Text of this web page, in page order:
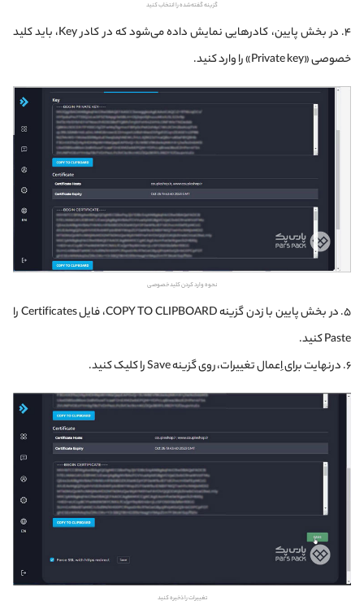
گزینه گفته‌شده را انتخاب کنید
۴. در بخش پایین، کادرهایی نمایش داده می‌شود که در کادر Key، باید کلید
خصوصی «Private key» را وارد کنید.
نحوه وارد کردن کلید خصوصی
۵. در بخش پایین با زدن گزینه COPY TO CLIPBOARD، فایل Certificates را
Paste کنید.
۶. درنهایت برای اِعمال تغییرات، روی گزینه Save را کلیک کنید.
تغییرات را ذخیره کنید